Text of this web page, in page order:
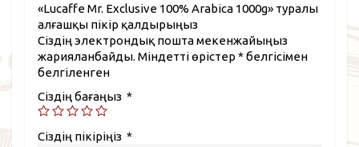
«Lucaffe Mr. Exclusive 100% Arabica 1000g» туралы
алғашқы пікір қалдырыңыз
Сіздің электрондық пошта мекенжайыңыз
жарияланбайды. Міндетті өрістер *белгісімен
белгіленген
Сіздің бағаңыз *
Сіздің пікіріңіз *